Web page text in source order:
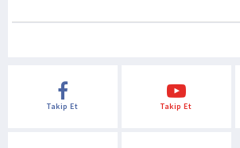
Takip Et Takip Et